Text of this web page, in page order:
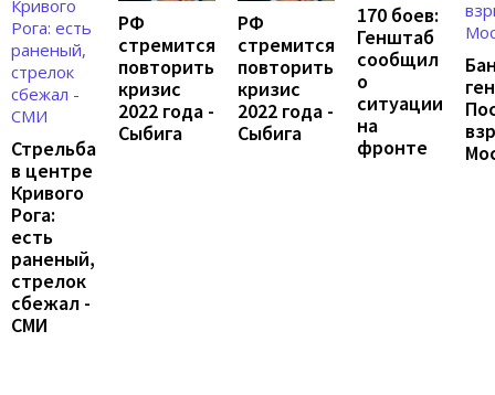
Стрельба
в центре
Кривого
Рога:
есть
раненый,
стрелок
сбежал -
СМИ
РФ
стремится
повторить
кризис
2022 года -
Сыбига
РФ
стремится
повторить
кризис
2022 года -
Сыбига
170 боев:
Генштаб
сообщил
о
ситуации
на
фронте